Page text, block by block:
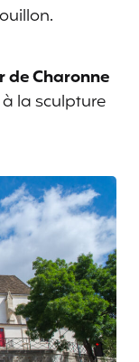
de Charonne
la sculpture